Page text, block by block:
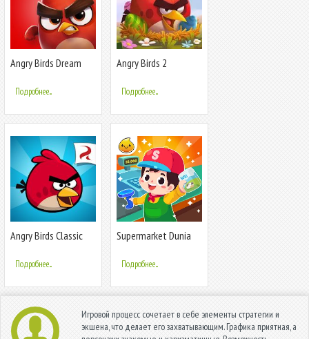
Angry Birds Dream
Подробнее...
Angry Birds 2
Подробнее...
Angry Birds Classic
Подробнее...
Supermarket Dunia
Подробнее...
Игровой процесс сочетает в себе элементы стратегии и
экшена, что делает его захватывающим. Графика приятная, а